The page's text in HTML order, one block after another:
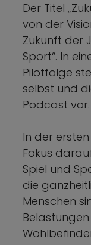
Der Titel
von der
Zukunft der
Sport“. In
Pilotfolge
selbst und
Podcast vor.
In der
Fokus
Spiel und
die
Menschen